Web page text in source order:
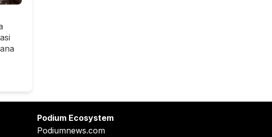
Podium Ecosystem
Podiumnews.com